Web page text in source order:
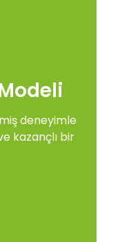
deneyimle
kazançlı bir